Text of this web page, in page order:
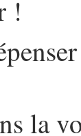
!
la